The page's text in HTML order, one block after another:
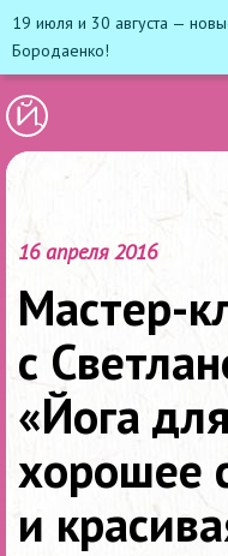
19 июля и 30 августа —
Бородаенко!
16 апреля 2016
Мастер-
с
«Йога
хорошее
и